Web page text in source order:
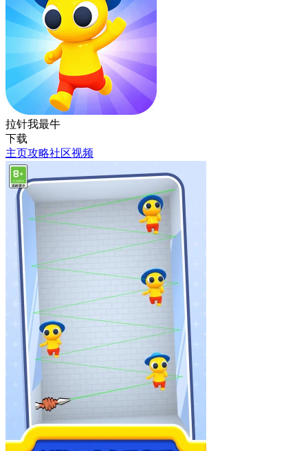
拉针我最牛
下载
主页攻略社区视频